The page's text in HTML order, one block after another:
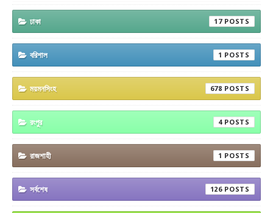
ঢাকা 17
বরিশাল 1
ময়মনসিংহ 678
রংপুর 4
রাজশাহী 1
সর্বশেষ 126